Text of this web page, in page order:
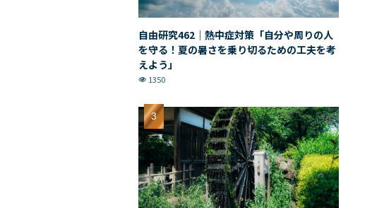
自由研究462｜熱中症対策「自分や周りの人
を守る！夏の暑さを乗り切るための工夫を考
えよう」
1350